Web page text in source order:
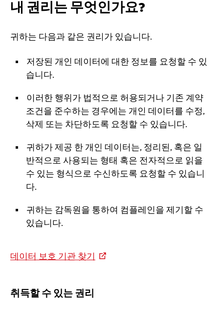
내 권리는 무엇인가요?
귀하는 다음과 같은 권리가 있습니다.
저장된 개인 데이터에 대한 정보를 요청할 수 있
습니다.
이러한 행위가 법적으로 허용되거나 기존 계약
조건을 준수하는 경우에는 개인 데이터를 수정,
삭제 또는 차단하도록 요청할 수 있습니다.
귀하가 제공 한 개인 데이터는, 정리된, 혹은 일
반적으로 사용되는 형태 혹은 전자적으로 읽을
수 있는 형식으로 수신하도록 요청할 수 있습니
다.
귀하는 감독원을 통하여 컴플레인을 제기할 수
있습니다.
데이터 보호 기관 찾기
취득할 수 있는 권리